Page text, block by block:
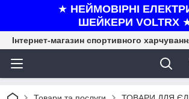
★ НЕЙМОВІРНІ
ШЕЙКЕРИ VOLTRX
Інтернет-магазин спортивного